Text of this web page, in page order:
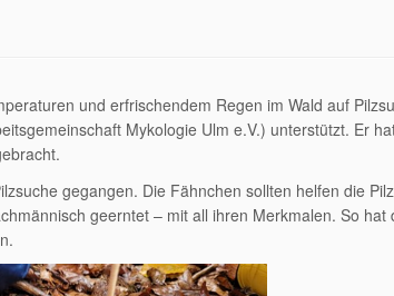
und erfrischendem Regen im Wald auf
Mykologie Ulm e.V.) unterstützt. Er
gegangen. Die Fähnchen sollten helfen die
geerntet – mit all ihren Merkmalen. So hat